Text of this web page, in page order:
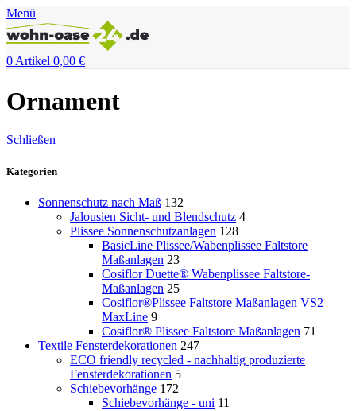
Menü
0Artikel 0,00 €
Ornament
Schließen
Kategorien
Sonnenschutz nach Maß 132
Jalousien Sicht- und Blendschutz 4
Plissee Sonnenschutzanlagen 128
BasicLine Plissee/Wabenplissee Faltstore
Maßanlagen 23
Cosiflor Duette® Wabenplissee Faltstore-
Maßanlagen 25
Cosiflor®Plissee Faltstore Maßanlagen VS2
MaxLine 9
Cosiflor® Plissee Faltstore Maßanlagen 71
Textile Fensterdekorationen 247
ECO friendly recycled - nachhaltig produzierte
Fensterdekorationen 5
Schiebevorhänge 172
Schiebevorhänge - uni 11